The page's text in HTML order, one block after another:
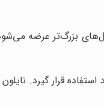
بزرگ‌تر عرضه
قرار گیرد.